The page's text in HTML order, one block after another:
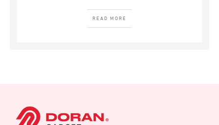
READ MORE